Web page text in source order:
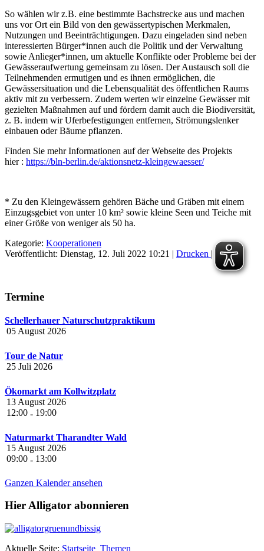
So wählen wir z.B. eine bestimmte Bachstrecke aus und machen
uns vor Ort ein Bild von den gewässertypischen Merkmalen,
Nutzungen und Beeinträchtigungen. Dazu eingeladen sind neben
interessierten Bürger*innen auch die Politik und der Verwaltung
sowie Anlieger*innen, um aktuelle Konflikte oder Probleme bei der
Gewässeraufwertung gemeinsam zu lösen. Der Austausch soll die
Teilnehmenden ermutigen und es ihnen ermöglichen, die
Gewässersituation und die Lebensqualität des öffentlichen Raums
aktiv mit zu verbessern. Zudem werten wir einzelne Gewässer mit
gezielten Maßnahmen auf und fördern damit auch die Biodiversität,
z. B. indem wir Uferbefestigungen entfernen, Strömungslenker
einbauen oder Bäume pflanzen.
Finden Sie mehr Informationen auf der Webseite des Projekts
hier : https://bln-berlin.de/aktionsnetz-kleingewaesser/
* Zu den Kleingewässern gehören Bäche und Gräben mit einem
Einzugsgebiet von unter 10 km² sowie kleine Seen und Teiche mit
einer Größe von weniger als 50 ha.
Kategorie: Kooperationen
Veröffentlicht: Dienstag, 12. Juli 2022 10:21 | Drucken | E-Mail
Termine
Schellerhauer Naturschutzpraktikum
05 August 2026
Tour de Natur
25 Juli 2026
Ökomarkt am Kollwitzplatz
13 August 2026
12:00 - 19:00
Naturmarkt Tharandter Wald
15 August 2026
09:00 - 13:00
Ganzen Kalender ansehen
Hier Alligator abonnieren
Aktuelle Seite: Startseite Themen